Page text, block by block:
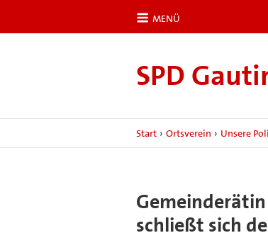
MENÜ
SPD
Start › Ortsverein › Unsere
schließt sich